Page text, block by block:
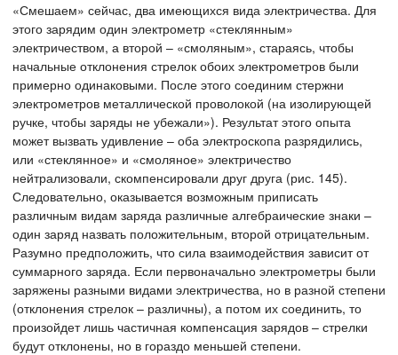
«Смешаем» сейчас, два имеющихся вида электричества. Для
этого зарядим один электрометр «стеклянным»
электричеством, а второй – «смоляным», стараясь, чтобы
начальные отклонения стрелок обоих электрометров были
примерно одинаковыми. После этого соединим стержни
электрометров металлической проволокой (на изолирующей
ручке, чтобы заряды не убежали»). Результат этого опыта
может вызвать удивление – оба электроскопа разрядились,
или «стеклянное» и «смоляное» электричество
нейтрализовали, скомпенсировали друг друга (рис. 145).
Следовательно, оказывается возможным приписать
различным видам заряда различные алгебраические знаки –
один заряд назвать положительным, второй отрицательным.
Разумно предположить, что сила взаимодействия зависит от
суммарного заряда. Если первоначально электрометры были
заряжены разными видами электричества, но в разной степени
(отклонения стрелок – различны), а потом их соединить, то
произойдет лишь частичная компенсация зарядов – стрелки
будут отклонены, но в гораздо меньшей степени.